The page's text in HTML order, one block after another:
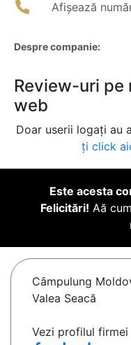
Afișează
Despre companie:
Review-uri pe
web
Doar userii logați au
ți click
Este acesta
Felicitări! Aă
Câmpulung
Valea Seacă
Vezi profilul firmei